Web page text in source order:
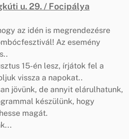
u. 29. / Focipálya
az idén is megrendezésre
Az esemény
15-én lesz, írjátok fel a
vissza a napokat..
jövünk, de annyit elárulhatunk,
készülünk, hogy
magát.